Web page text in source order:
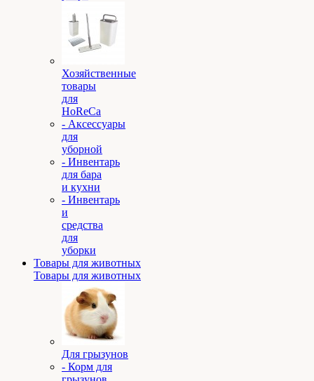
Хозяйственные
товары
для
HoReCa
- Аксессуары
для
уборной
- Инвентарь
для бара
и кухни
- Инвентарь
и
средства
для
уборки
Товары для животных
Товары для животных
Для грызунов
- Корм для